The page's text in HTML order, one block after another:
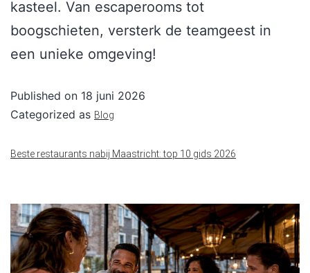
kasteel. Van escaperooms tot
boogschieten, versterk de teamgeest in
een unieke omgeving!
Published on 18 juni 2026
Categorized as Blog
Beste restaurants nabij Maastricht: top 10 gids 2026